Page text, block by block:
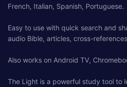
French, Italian, Spanish, Portuguese.
Easy to use with quick search and
audio Bible, articles, cross-
Also works on Android TV,
The Light is a powerful study tool to